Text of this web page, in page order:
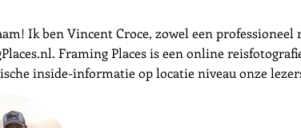
Ik ben Vincent Croce, zowel een
Framing Places is een online
inside-informatie op locatie niveau onze